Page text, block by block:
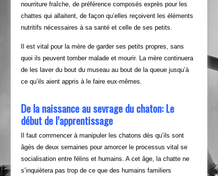
nourriture fraîche, de préférence composés exprès pour les
chattes qui allaitent, de façon qu’elles reçoivent les éléments
nutritifs nécessaires à sa santé et celle de ses petits.
Il est vital pour la mère de garder ses petits propres, sans
quoi ils peuvent tomber malade et mourir. La mère continuera
de les laver du bout du museau au bout de la queue jusqu’à
ce qu’ils aient appris à le faire eux-mêmes.
De la naissance au sevrage du chaton: Le
début de l’apprentissage
Il faut commencer à manipuler les chatons dès qu’ils sont
âgés de deux semaines pour amorcer le processus vital se
socialisation entre félins et humains. A cet âge, la chatte ne
s’inquiètera pas trop de ce que des humains familiers